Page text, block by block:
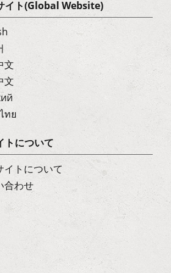
イト(Global Website)
文
文
ทย
トについて
イトについて
合わせ